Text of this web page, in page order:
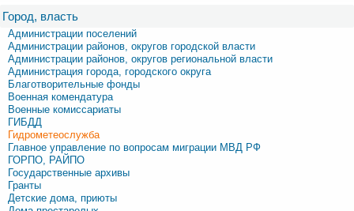
Город, власть
Администрации поселений
Администрации районов, округов городской власти
Администрации районов, округов региональной власти
Администрация города, городского округа
Благотворительные фонды
Военная комендатура
Военные комиссариаты
ГИБДД
Гидрометеослужба
Главное управление по вопросам миграции МВД РФ
ГОРПО, РАЙПО
Государственные архивы
Гранты
Детские дома, приюты